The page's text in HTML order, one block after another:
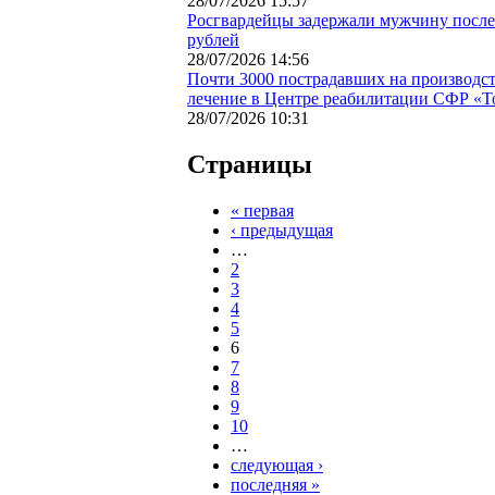
Росгвардейцы задержали мужчину
рублей
28/07/2026 14:56
Почти 3000 пострадавших на
лечение в Центре реабилитации СФР
28/07/2026 10:31
Страницы
« первая
‹ предыдущая
…
2
3
4
5
6
7
8
9
10
…
следующая ›
последняя »